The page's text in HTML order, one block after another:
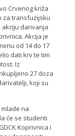
Crvenog križa
za transfuzijsku
akciju darivanja
Akcija je
od 14 do 17
dati krv te tim
Iz
27 doza
koji su
na
će se studenti
Koprivnica i